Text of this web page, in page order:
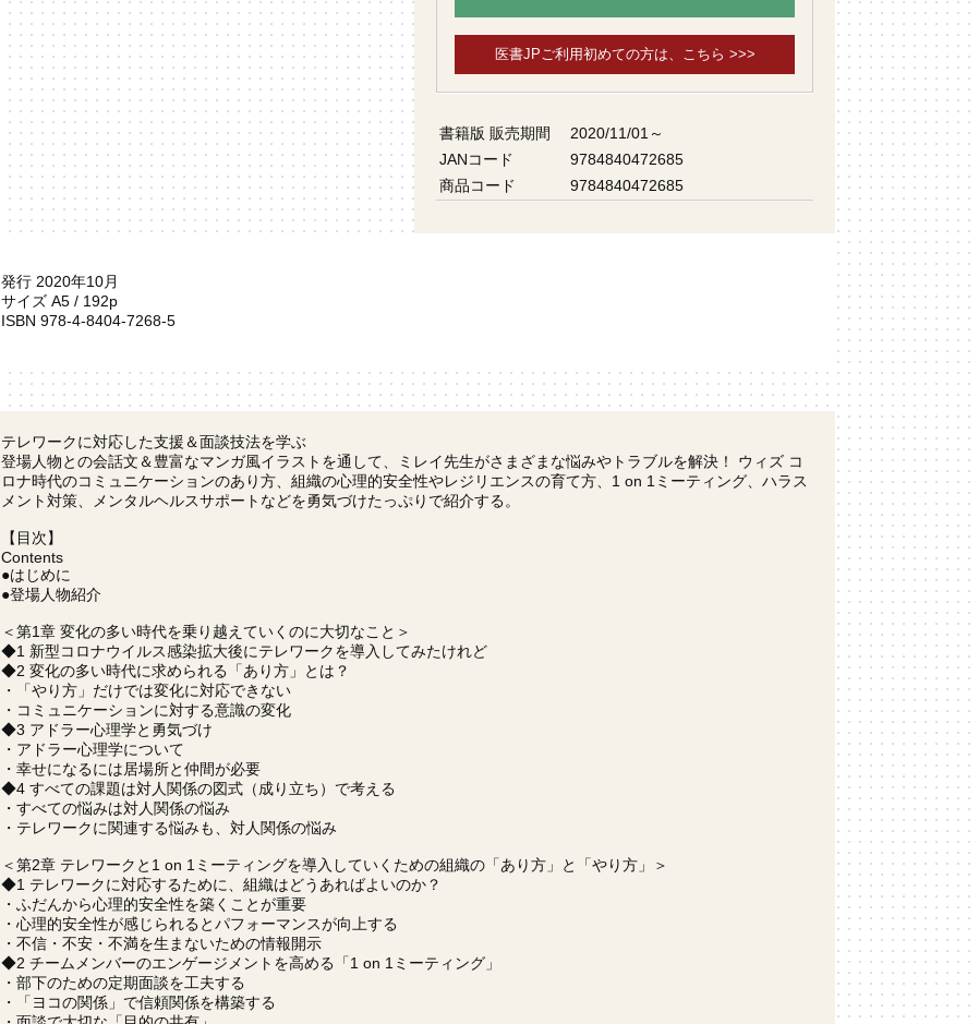
医書JPご利用初めての方は、こちら >>>
書籍版 販売期間
2020/11/01～
JANコード
9784840472685
商品コード
9784840472685
発行 2020年10月
サイズ A5 / 192p
ISBN 978-4-8404-7268-5
テレワークに対応した支援＆面談技法を学ぶ
登場人物との会話文＆豊富なマンガ風イラストを通して、ミレイ先生がさまざまな悩みやトラブルを解決！ ウィズ コ
ロナ時代のコミュニケーションのあり方、組織の心理的安全性やレジリエンスの育て方、1 on 1ミーティング、ハラス
メント対策、メンタルヘルスサポートなどを勇気づけたっぷりで紹介する。
【目次】
Contents
●はじめに
●登場人物紹介
＜第1章 変化の多い時代を乗り越えていくのに大切なこと＞
◆1 新型コロナウイルス感染拡大後にテレワークを導入してみたけれど
◆2 変化の多い時代に求められる「あり方」とは？
・「やり方」だけでは変化に対応できない
・コミュニケーションに対する意識の変化
◆3 アドラー心理学と勇気づけ
・アドラー心理学について
・幸せになるには居場所と仲間が必要
◆4 すべての課題は対人関係の図式（成り立ち）で考える
・すべての悩みは対人関係の悩み
・テレワークに関連する悩みも、対人関係の悩み
＜第2章 テレワークと1 on 1ミーティングを導入していくための組織の「あり方」と「やり方」＞
◆1 テレワークに対応するために、組織はどうあればよいのか？
・ふだんから心理的安全性を築くことが重要
・心理的安全性が感じられるとパフォーマンスが向上する
・不信・不安・不満を生まないための情報開示
◆2 チームメンバーのエンゲージメントを高める「1 on 1ミーティング」
・部下のための定期面談を工夫する
・「ヨコの関係」で信頼関係を構築する